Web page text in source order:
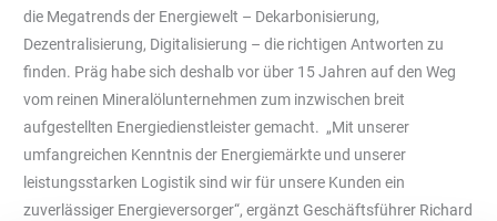
die Megatrends der Energiewelt – Dekarbonisierung,
Dezentralisierung, Digitalisierung – die richtigen Antworten zu
finden. Präg habe sich deshalb vor über 15 Jahren auf den Weg
vom reinen Mineralölunternehmen zum inzwischen breit
aufgestellten Energiedienstleister gemacht. „Mit unserer
umfangreichen Kenntnis der Energiemärkte und unserer
leistungsstarken Logistik sind wir für unsere Kunden ein
zuverlässiger Energieversorger“, ergänzt Geschäftsführer Richard